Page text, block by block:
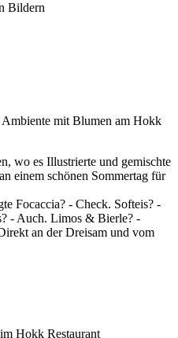
wo es Illustrierte und gemischte
einem schönen Sommertag für
Focaccia? - Check. Softeis? -
- Auch. Limos & Bierle? -
an der Dreisam und vom